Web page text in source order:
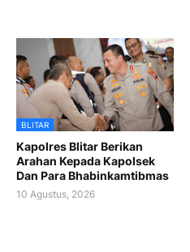
BLITAR
Kapolres Blitar Berikan
Arahan Kepada Kapolsek
Dan Para Bhabinkamtibmas
10 Agustus, 2026